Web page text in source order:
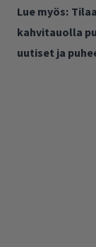
Lue myös:
kahvitauolla
uutiset ja